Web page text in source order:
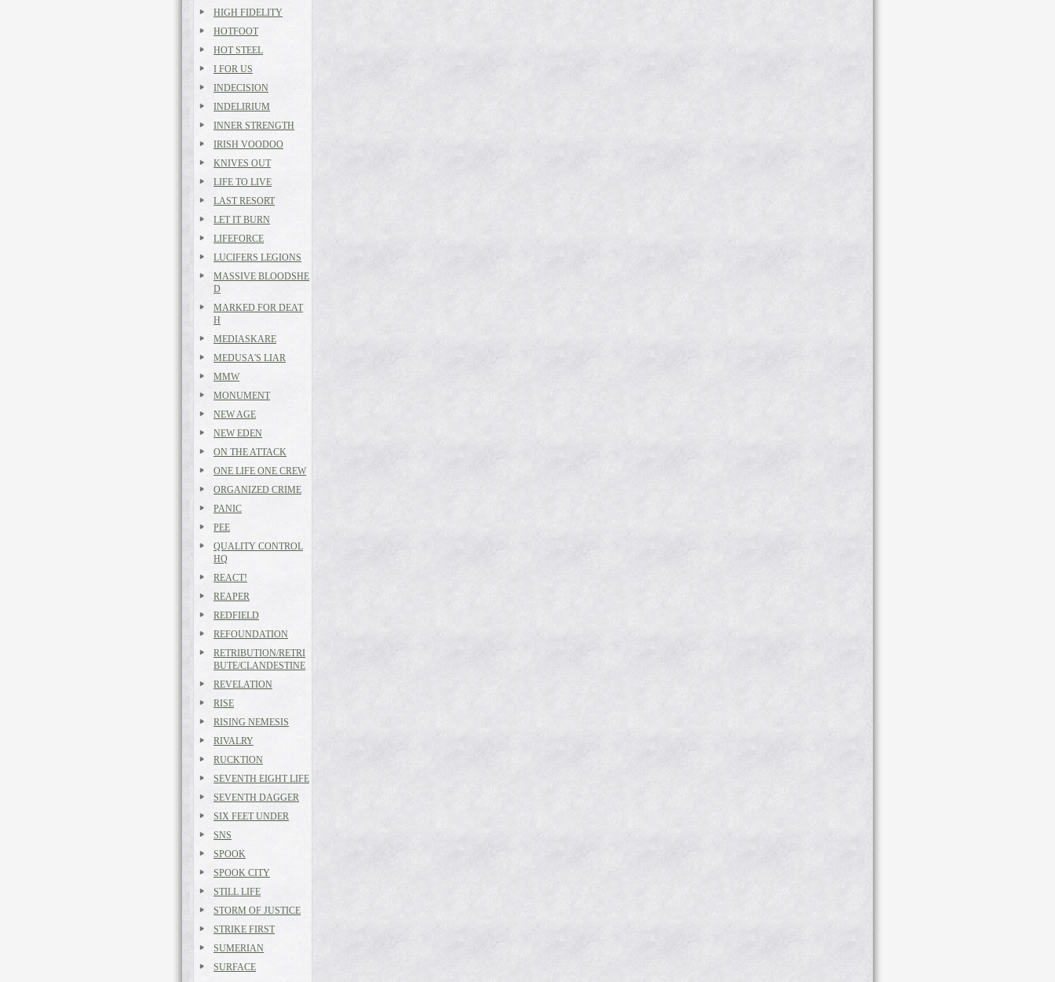
HIGH FIDELITY
HOTFOOT
HOT STEEL
I FOR US
INDECISION
INDELIRIUM
INNER STRENGTH
IRISH VOODOO
KNIVES OUT
LIFE TO LIVE
LAST RESORT
LET IT BURN
LIFEFORCE
LUCIFERS LEGIONS
MASSIVE BLOODSHE
D
MARKED FOR DEAT
H
MEDIASKARE
MEDUSA'S LIAR
MMW
MONUMENT
NEW AGE
NEW EDEN
ON THE ATTACK
ONE LIFE ONE CREW
ORGANIZED CRIME
PANIC
PEE
QUALITY CONTROL
HQ
REACT!
REAPER
REDFIELD
REFOUNDATION
RETRIBUTION/RETRI
BUTE/CLANDESTINE
REVELATION
RISE
RISING NEMESIS
RIVALRY
RUCKTION
SEVENTH EIGHT LIFE
SEVENTH DAGGER
SIX FEET UNDER
SNS
SPOOK
SPOOK CITY
STILL LIFE
STORM OF JUSTICE
STRIKE FIRST
SUMERIAN
SURFACE